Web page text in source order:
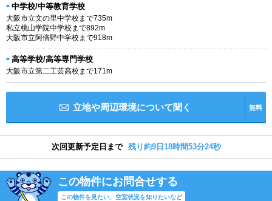
中学校/中等教育学校
大阪市立文の里中学校まで735m
私立桃山学院中学校まで892m
大阪市立阿倍野中学校まで918m
高等学校/高等専門学校
大阪市立第二工芸高校まで171m
立地や周辺環境について聞く 無料
次回更新予定日まで 残り約9日18時間53分23秒
この物件にお問合せする
この物件を見たい、空室状況を知りたいなど